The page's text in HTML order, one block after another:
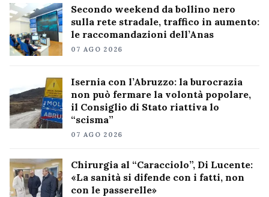
Secondo weekend da bollino nero
sulla rete stradale, traffico in aumento:
le raccomandazioni dell’Anas
07 AGO 2026
Isernia con l’Abruzzo: la burocrazia
non può fermare la volontà popolare,
il Consiglio di Stato riattiva lo
“scisma”
07 AGO 2026
Chirurgia al “Caracciolo”, Di Lucente:
«La sanità si difende con i fatti, non
con le passerelle»